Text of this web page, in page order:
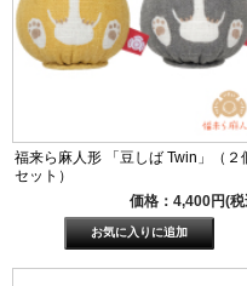
福来ら麻人形 「豆しば Twin」（２
セット）
価格：4,400円(税